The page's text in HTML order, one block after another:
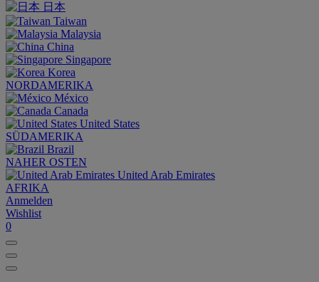
日本
Taiwan
Malaysia
China
Singapore
Korea
NORDAMERIKA
México
Canada
United States
SÜDAMERIKA
Brazil
NAHER OSTEN
United Arab Emirates
AFRIKA
Anmelden
Wishlist
0